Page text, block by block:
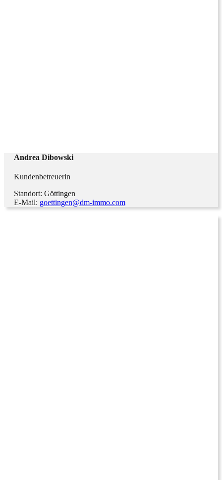
Andrea Dibowski
Kundenbetreuerin
Standort: Göttingen
E-Mail: goettingen@dm-immo.com